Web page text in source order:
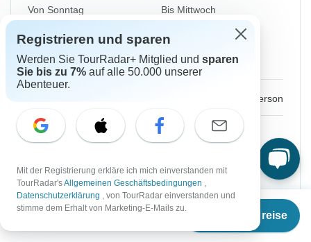
Termine & Preise
Von Sonntag Bis Mittwoch
30 Jun, 2027
Englisch
per person
Registrierenfür große Ersparnisse
Platz für 48 Std reservieren
Registrieren und sparen
Werden Sie TourRadar+ Mitglied und sparen
Sie bis zu 7% auf alle 50.000 unserer
Abenteuer.
Mit der Registrierung erkläre ich mich einverstanden mit
TourRadar'sAllgemeinen Geschäftsbedingungen ,
Datenschutzerklärung , von TourRadar einverstanden und
stimme dem Erhalt von Marketing-E-Mails zu.